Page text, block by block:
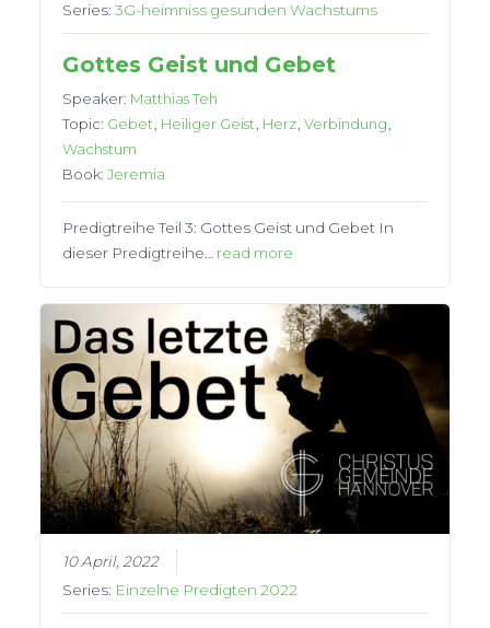
Series:3G-heimniss gesunden Wachstums
Gottes Geist und Gebet
Speaker: Matthias Teh
Topic: Gebet Heiliger Geist Herz ,Verbindung
Wachstum
Book:Jeremia
Predigtreihe Teil 3: Gottes Geist und Gebet In
dieser Predigtreihe… read more
10 April, 2022
Series: Einzelne Predigten 2022